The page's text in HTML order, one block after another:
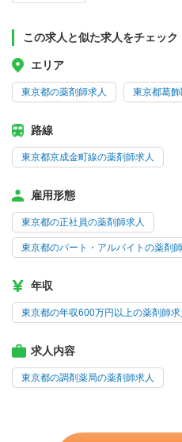
この求人と似た求人をチェック
エリア
東京都の薬剤師求人 東京都葛
路線
東京都京成金町線の薬剤師求人
雇用形態
東京都の正社員の薬剤師求人
東京都のパート・アルバイトの薬剤
年収
東京都の年収600万円以上の薬剤師求
求人内容
東京都の調剤薬局の薬剤師求人